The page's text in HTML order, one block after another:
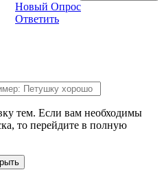
Новый Опрос
Ответить
тем. Если вам необходимы
то перейдите в полную